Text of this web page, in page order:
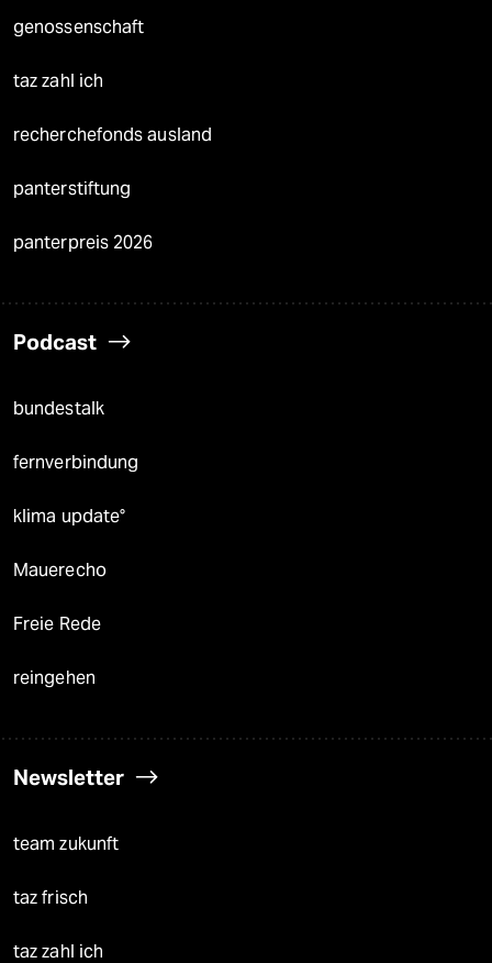
genossenschaft
taz zahl ich
recherchefonds ausland
panterstiftung
panterpreis 2026
Podcast
bundestalk
fernverbindung
klima update°
Mauerecho
Freie Rede
reingehen
Newsletter
team zukunft
taz frisch
taz zahl ich